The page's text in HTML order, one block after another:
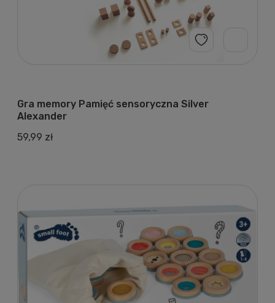
Gra memory Pamięć sensoryczna Silver
Alexander
59,99 zł